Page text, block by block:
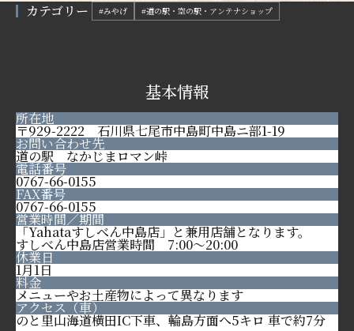
カテゴリー #みやげ #道の駅・空の駅・アンテナショップ
基本情報
所在地
〒929-2222 石川県七尾市中島町中島ニ部1-19
お問い合わせ先
道の駅 なかじまロマン峠
電話番号
0767-66-0155
FAX番号
0767-66-0155
営業時間／期間
「Yahataすしべん中島店」と兼用店舗となります。
すしべん中島店営業時間 7:00～20:00
休業日
1月1日
料金
メニューやお土産物によって異なります
アクセス（車）
のと里山海道横田IC下車、輪島方面へ5キロ 車で約7分